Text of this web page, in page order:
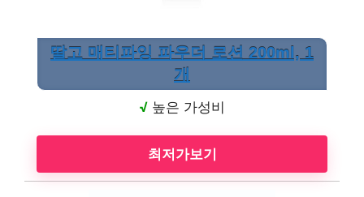
딸고 매티파잉 파우더 로션 200ml, 1
개
√ 높은 가성비
최저가보기